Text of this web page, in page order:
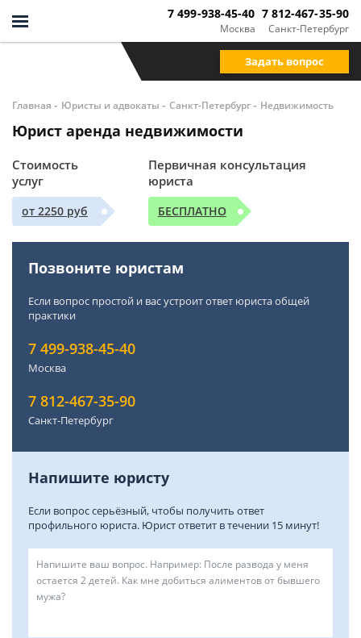
Москва
7 499-938-45-40
Санкт-Петербург
7 812-467-35-90
Задать вопрос
Главная - Юристы и адвокаты - Санкт-Петербург- Недвижимость
Юрист аренда недвижимости
Стоимость
услуг
от 2250 руб
Первичная консультация
юриста
БЕСПЛАТНО
Позвоните юристам
Если вопрос простой и вас устроит ответ юриста общей
практики
7 499-938-45-40
Москва
7 812-467-35-90
Санкт-Петербург
Напишите юристу
Если вопрос серьёзный, чтобы получить ответ
профильного юриста. Юрист ответит в течении 15 минут!